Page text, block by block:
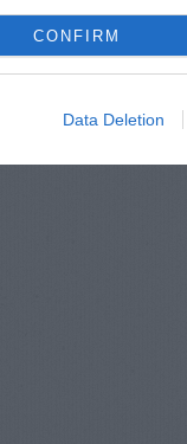
CONFIRM
Data Deletion